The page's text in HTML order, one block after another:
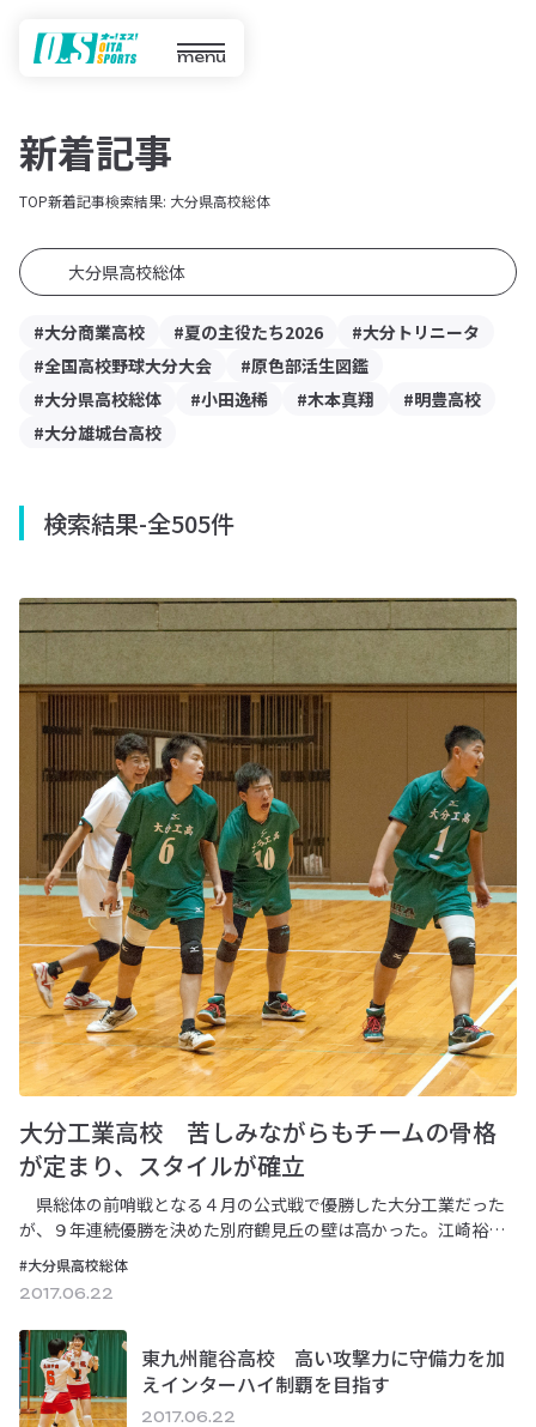
menu
新着記事
TOP新着記事検索結果: 大分県高校総体
#大分商業高校 #夏の主役たち2026
#大分トリニータ
#全国高校野球大分大会
#原色部活生図鑑
#大分県高校総体
#小田逸稀 #木本真翔
#明豊高校
#大分雄城台高校
検索結果-全505件
大分工業高校 苦しみながらもチームの骨格
が定まり、スタイルが確立
県総体の前哨戦となる４月の公式戦で優勝した大分工業だった
が、９年連続優勝を決めた別府鶴見丘の壁は高かった。江崎裕之
監督は「ウチは３年生主体のチーム。どの高校よ…
#大分県高校総体
2017.06.22
東九州龍谷高校 高い攻撃力に守備力を加
えインターハイ制覇を目指す
2017.06.22